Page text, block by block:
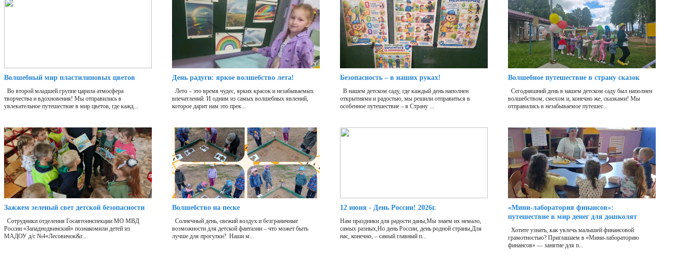
Волшебный мир пластилиновых цветов
Во второй младшей группе царила атмосфера
творчества и вдохновения! Мы отправились в
увлекательное путешествие в мир цветов, где кажд...
День радуги: яркое волшебство лета!
Лето – это время чудес, ярких красок и незабываемых
впечатлений. И одним из самых волшебных явлений,
которое дарит нам это прек...
Безопасность – в наших руках!
В нашем детском саду, где каждый день наполнен
открытиями и радостью, мы решили отправиться в
особенное путешествие – в Страну ...
Волшебное путешествие в страну сказок
Сегодняшний день в нашем детском саду был наполнен
волшебством, смехом и, конечно же, сказками! Мы
отправились в незабываемое путешес...
Зажжем зеленый свет детской безопасности
Сотрудники отделения Госавтоинспекции МО МВД
России «Западнодвинский» познакомили детей из
МАДОУ д/с №4«Лесовичок&r...
Волшебство на песке
Солнечный день, свежий воздух и безграничные
возможности для детской фантазии – что может быть
лучше для прогулки? Наши м...
12 июня - День России! 2026г.
Нам праздники для радости даны,Мы знаем их немало,
самых разных,Но день России, день родной страны,Для
нас, конечно, – самый главный п...
«Мини‑лаборатория финансов»:
путешествие в мир денег для дошколят
Хотите узнать, как увлечь малышей финансовой
грамотностью? Приглашаем в «Мини‑лабораторию
финансов» — занятие для п...